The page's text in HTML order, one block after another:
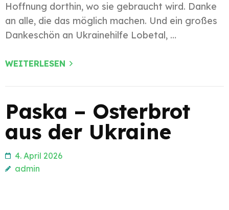
Hoffnung dorthin, wo sie gebraucht wird. Danke
an alle, die das möglich machen. Und ein großes
Dankeschön an Ukrainehilfe Lobetal, …
WEITERLESEN
Paska – Osterbrot
aus der Ukraine
4. April 2026
admin